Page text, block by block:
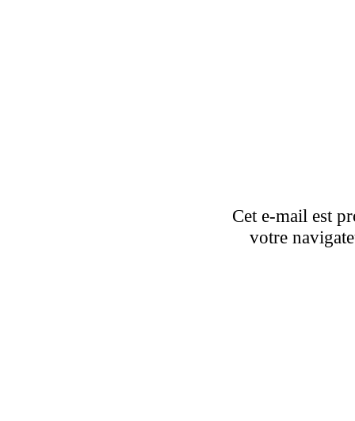
Cet e-mail est
votre